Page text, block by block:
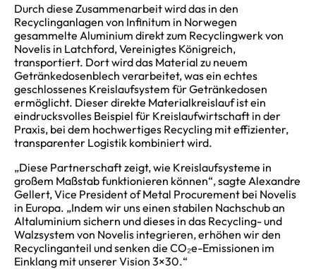
Durch diese Zusammenarbeit wird das in den
Recyclinganlagen von Infinitum in Norwegen
gesammelte Aluminium direkt zum Recyclingwerk von
Novelis in Latchford, Vereinigtes Königreich,
transportiert. Dort wird das Material zu neuem
Getränkedosenblech verarbeitet, was ein echtes
geschlossenes Kreislaufsystem für Getränkedosen
ermöglicht. Dieser direkte Materialkreislauf ist ein
eindrucksvolles Beispiel für Kreislaufwirtschaft in der
Praxis, bei dem hochwertiges Recycling mit effizienter,
transparenter Logistik kombiniert wird.
„Diese Partnerschaft zeigt, wie Kreislaufsysteme in
großem Maßstab funktionieren können“, sagte Alexandre
Gellert, Vice President of Metal Procurement bei Novelis
in Europa. „Indem wir uns einen stabilen Nachschub an
Altaluminium sichern und dieses in das Recycling- und
Walzsystem von Novelis integrieren, erhöhen wir den
Recyclinganteil und senken die CO₂e-Emissionen im
Einklang mit unserer Vision 3×30.“